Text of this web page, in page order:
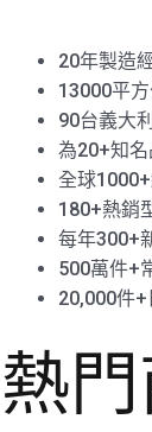
20年製造
13000平
90台義大
為20+知名
全球
180+熱銷
每年300+
500萬件+
20,000件+
熱